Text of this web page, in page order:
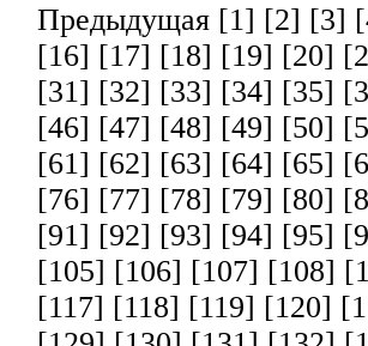
Предыдущая [1] [2] [3]
[16] [17] [18] [19] [20]
[31] [32] [33] [34] [35]
[46] [47] [48] [49] [50]
[61] [62] [63] [64] [65]
[76] [77] [78] [79] [80]
[91] [92] [93] [94] [95]
[105] [106] [107] [108]
[117] [118] [119] [120]